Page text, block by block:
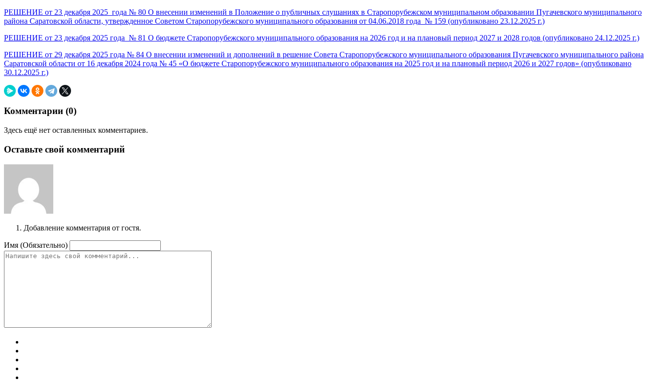
РЕШЕНИЕ от 23 декабря 2025 года № 80 О внесении изменений в Положение о публичных слушаниях в Старопорубежском муниципальном образовании Пугачевского муниципального
района Саратовской области, утвержденное Советом Старопорубежского муниципального образования от 04.06.2018 года № 159 (опубликовано 23.12.2025 г.)
РЕШЕНИЕ от 23 декабря 2025 года № 81 О бюджете Старопорубежского муниципального образования на 2026 год и на плановый период 2027 и 2028 годов (опубликовано 24.12.2025 г.)
РЕШЕНИЕ от 29 декабря 2025 года № 84 О внесении изменений и дополнений в решение Совета Старопорубежского муниципального образования Пугачевского муниципального района
Саратовской области от 16 декабря 2024 года № 45 «О бюджете Старопорубежского муниципального образования на 2025 год и на плановый период 2026 и 2027 годов» (опубликовано
30.12.2025 г.)
Комментарии (0)
Здесь ещё нет оставленных комментариев.
Оставьте свой комментарий
Добавление комментария от гостя.
Имя (Обязательно)